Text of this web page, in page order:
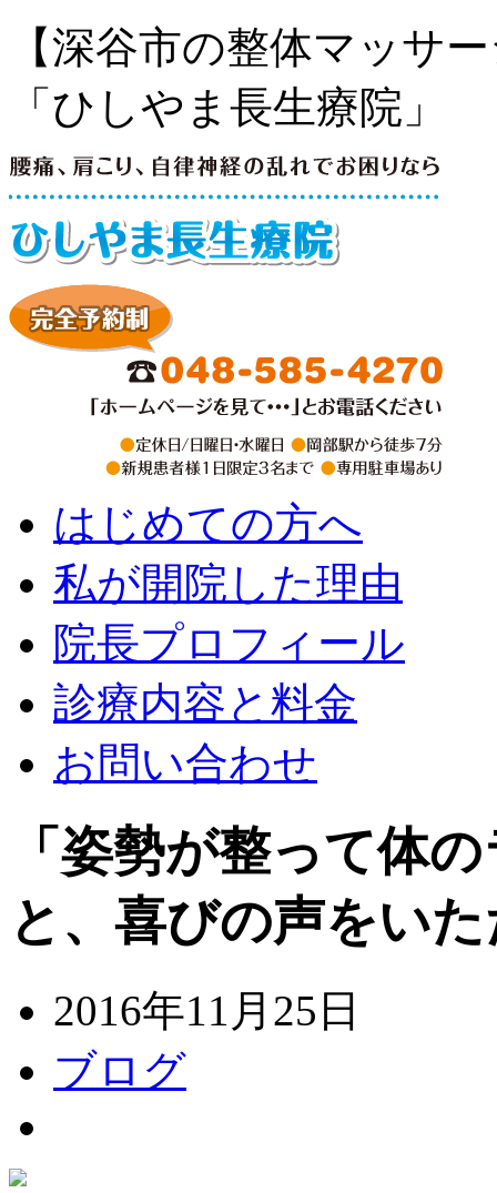
【深谷市の整体マッサ
「ひしやま長生療院」
はじめての方へ
私が開院した理由
院長プロフィール
診療内容と料金
お問い合わせ
「姿勢が整って体
と、喜びの声をい
2016年11月25日
ブログ